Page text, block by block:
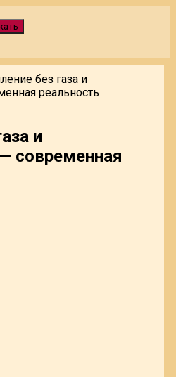
без газа и
реальность
и
современная